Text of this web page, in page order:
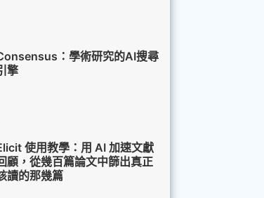
：學術研究的AI搜尋
擎
使用教學：用 AI 加速文獻
顧，從幾百篇論文中篩出真正
讀的那幾篇